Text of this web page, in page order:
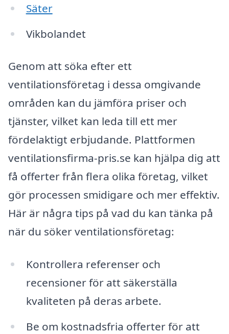
Säter
Vikbolandet
Genom att söka efter ett
ventilationsföretag i dessa omgivande
områden kan du jämföra priser och
tjänster, vilket kan leda till ett mer
fördelaktigt erbjudande. Plattformen
ventilationsfirma-pris.se kan hjälpa dig att
få offerter från flera olika företag, vilket
gör processen smidigare och mer effektiv.
Här är några tips på vad du kan tänka på
när du söker ventilationsföretag:
Kontrollera referenser och
recensioner för att säkerställa
kvaliteten på deras arbete.
Be om kostnadsfria offerter för att